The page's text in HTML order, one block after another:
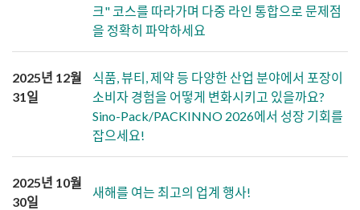
크" 코스를 따라가며 다중 라인 통합으로 문제점
을 정확히 파악하세요
2025년 12월
31일
식품, 뷰티, 제약 등 다양한 산업 분야에서 포장이
소비자 경험을 어떻게 변화시키고 있을까요?
Sino-Pack/PACKINNO 2026에서 성장 기회를
잡으세요!
2025년 10월
30일
새해를 여는 최고의 업계 행사!